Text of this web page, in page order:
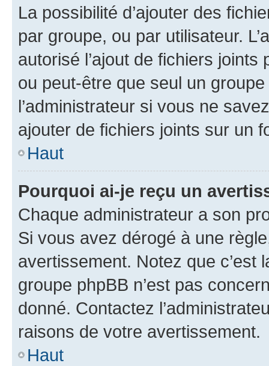
La possibilité d’ajouter des
par groupe, ou par utilisateur.
autorisé l’ajout de fichiers
ou peut-être que seul un
l’administrateur si vous ne
ajouter de fichiers joints sur un
Haut
Pourquoi ai-je reçu un
Chaque administrateur a son
Si vous avez dérogé à une
avertissement. Notez que c’est
groupe phpBB n’est pas
donné. Contactez
raisons de votre avertissement.
Haut